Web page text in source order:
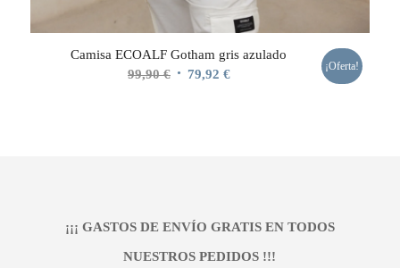
Camisa ECOALF Gotham gris azulado
99,90€ El 79,92 €El
¡Oferta!
¡¡¡ GASTOS DE ENVÍO GRATIS EN TODOS
NUESTROS PEDIDOS !!!